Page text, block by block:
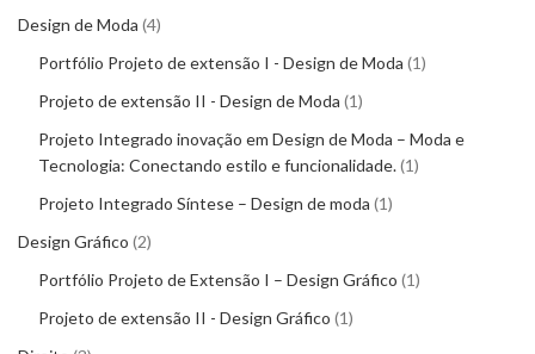
Design de Moda 4
Portfólio Projeto de extensão I - Design de Moda 1
Projeto de extensão II - Design de Moda 1
Projeto Integrado inovação em Design de Moda – Moda e
Tecnologia: Conectando estilo e funcionalidade. 1
Projeto Integrado Síntese – Design de moda 1
Design Gráfico 2
Portfólio Projeto de Extensão I – Design Gráfico 1
Projeto de extensão II - Design Gráfico 1